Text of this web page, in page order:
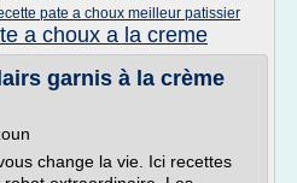
pate a choux meilleur patissier
a choux a la creme
garnis à la crème
change la vie. Ici recettes